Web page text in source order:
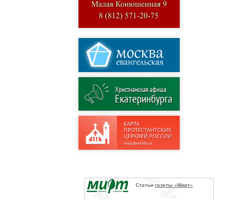
Статьигазеты «Мирт»